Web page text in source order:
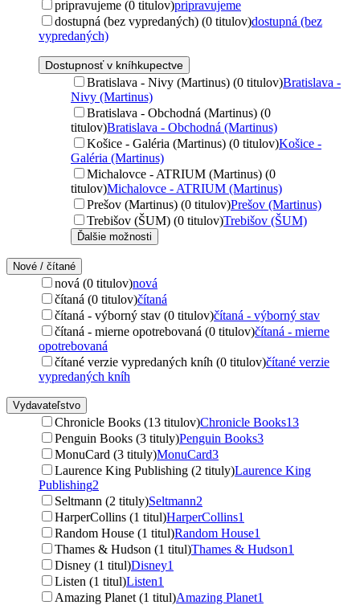
pripravujeme (0 titulov)pripravujeme
dostupná (bez vypredaných) (0 titulov)dostupná (bez
vypredaných)
Dostupnosť v kníhkupectve
Bratislava - Nivy (Martinus) (0 titulov)Bratislava -
Nivy (Martinus)
Bratislava - Obchodná (Martinus) (0
titulov)Bratislava - Obchodná (Martinus)
Košice - Galéria (Martinus) (0 titulov)Košice -
Galéria (Martinus)
Michalovce - ATRIUM (Martinus) (0
titulov)Michalovce - ATRIUM (Martinus)
Prešov (Martinus) (0 titulov)Prešov (Martinus)
Trebišov (ŠUM) (0 titulov)Trebišov (ŠUM)
Ďalšie možnosti
Nové / čítané
nová (0 titulov)nová
čítaná (0 titulov)čítaná
čítaná - výborný stav (0 titulov)čítaná - výborný stav
čítaná - mierne opotrebovaná (0 titulov)čítaná - mierne
opotrebovaná
čítané verzie vypredaných kníh (0 titulov)čítané verzie
vypredaných kníh
Vydavateľstvo
Chronicle Books (13 titulov)Chronicle Books13
Penguin Books (3 tituly)Penguin Books3
MonuCard (3 tituly)MonuCard3
Laurence King Publishing (2 tituly)Laurence King
Publishing2
Seltmann (2 tituly)Seltmann2
HarperCollins (1 titul)HarperCollins1
Random House (1 titul)Random House1
Thames & Hudson (1 titul)Thames & Hudson1
Disney (1 titul)Disney1
Listen (1 titul)Listen1
Amazing Planet (1 titul)Amazing Planet1